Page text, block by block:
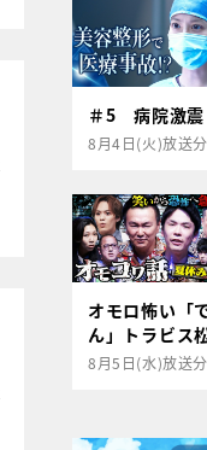
＃5 病院激震
8月4日(火)放送分
オモロ怖い「
ん」トラビス
8月5日(水)放送分